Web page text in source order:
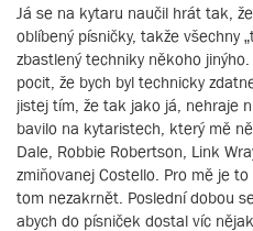
Já se na kytaru naučil hrát tak,
oblíbený písničky, takže všechny
zbastlený techniky někoho
pocit, že bych byl technicky
jistej tím, že tak jako já, nehraje
bavilo na kytaristech, který mě
Dale, Robbie Robertson, Link
zmiňovanej Costello. Pro mě je
tom nezakrnět. Poslední dobou
abych do písniček dostal víc